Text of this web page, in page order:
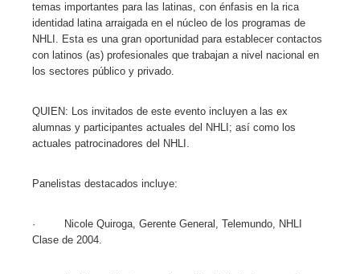
temas importantes para las latinas, con énfasis en la rica
identidad latina arraigada en el núcleo de los programas de
NHLI. Esta es una gran oportunidad para establecer contactos
con latinos (as) profesionales que trabajan a nivel nacional en
los sectores público y privado.
QUIEN: Los invitados de este evento incluyen a las ex
alumnas y participantes actuales del NHLI; así como los
actuales patrocinadores del NHLI.
Panelistas destacados incluye:
· Nicole Quiroga, Gerente General, Telemundo, NHLI
Clase de 2004.